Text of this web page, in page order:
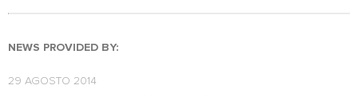
NEWS PROVIDED BY:
29 AGOSTO 2014